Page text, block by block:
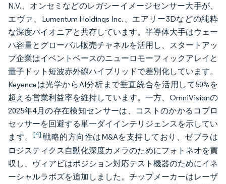
N.V.、オンセミなどのレガシーイメージセンサー大手が、
エヴァ、Lumentum Holdings Inc.、エアリー3Dなどの純粋
な深度パイオニアと共存しています。半導体大手はウェー
ハ容量とグローバル販売チャネルを活用し、スタートアッ
プ企業はイベントベースのニューロモーフィックアレイと
量子ドット短波赤外線ハイブリッドで差別化しています。
Keyenceは光学からAI分析まで垂直統合を活用して50%を
超える営業利益率を維持しています。一方、OmniVisionの
2025年4月の存在検知センサーは、コストのかかるコプロ
セッサーを回避する単一ダイインテリジェンスを示してい
ます。 [4] 戦略的方向性はM&Aを支持しており、ゼブラは
ロジスティクス自動化深度カメラのためにフォトネオを買
収し、ヴィアビはポジション対応テスト機器のためにイネ
ーシャルラボズを追加しました。チップメーカーはレーザ